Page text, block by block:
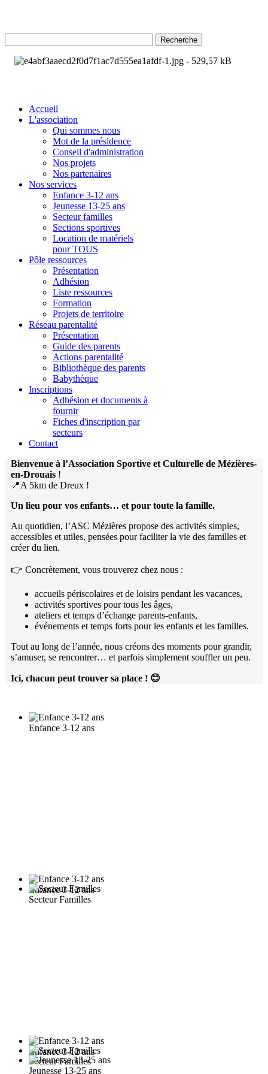
Recherche
Accueil
L'association
Qui sommes nous
Mot de la présidence
Conseil d'administration
Nos projets
Nos partenaires
Nos services
Enfance 3-12 ans
Jeunesse 13-25 ans
Secteur familles
Sections sportives
Location de matériels
pour TOUS
Pôle ressources
Présentation
Adhésion
Liste ressources
Formation
Projets de territoire
Réseau parentalité
Présentation
Guide des parents
Actions parentalité
Bibliothèque des parents
Babythèque
Inscriptions
Adhésion et documents à
fournir
Fiches d'inscription par
secteurs
Contact
Bienvenue à l’Association Sportive et Culturelle de Mézières-
en-Drouais !
📍A 5km de Dreux !
Un lieu pour vos enfants… et pour toute la famille.
Au quotidien, l’ASC Mézières propose des activités simples,
accessibles et utiles, pensées pour faciliter la vie des familles et
créer du lien.
👉 Concrètement, vous trouverez chez nous :
accueils périscolaires et de loisirs pendant les vacances,
activités sportives pour tous les âges,
ateliers et temps d’échange parents-enfants,
événements et temps forts pour les enfants et les familles.
Tout au long de l’année, nous créons des moments pour grandir,
s’amuser, se rencontrer… et parfois simplement souffler un peu.
Ici, chacun peut trouver sa place ! 😊
Enfance 3-12 ans
Enfance 3-12 ans
Enfance 3-12 ans
Secteur Familles
Secteur Familles
Jeunesse 13-25 ans